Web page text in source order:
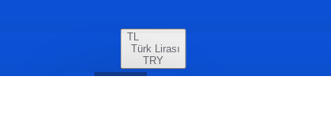
TL
Türk Lirası
TRY